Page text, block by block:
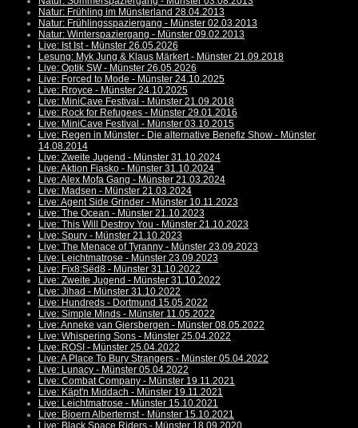
Natur: Frühling im Münsterland 28.04.2013
Natur: Frühlingsspaziergang - Münster 02.03.2013
Natur: Winterspaziergang - Münster 09.02.2013
Live: Ist Ist - Münster 26.05.2026
Lesung: Myk Jung & Klaus Märkert - Münster 21.09.2018
Live: Optik SW - Münster 26.05.2026
Live: Forced to Mode - Münster 24.10.2025
Live: Rroyce - Münster 24.10.2025
Live: MiniCave Festival - Münster 21.09.2018
Live: Rock for Refugees - Münster 29.01.2016
Live: MiniCave Festival - Münster 03.10.2015
Live: Regen in Münster - Die alternative Benefiz Show - Münster
14.08.2014
Live: Zweite Jugend - Münster 31.10.2024
Live: Aktion Fiasko - Münster 31.10.2024
Live: Alex Mofa Gang - Münster 21.03.2024
Live: Madsen - Münster 21.03.2024
Live: Agent Side Grinder - Münster 10.11.2023
Live: The Ocean - Münster 21.10.2023
Live: This Will Destroy You - Münster 21.10.2023
Live: Spurv - Münster 21.10.2023
Live: The Menace of Tyranny - Münster 23.09.2023
Live: Leichtmatrose - Münster 23.09.2023
Live: Fïx8:Sëd8 - Münster 31.10.2022
Live: Zweite Jugend - Münster 31.10.2022
Live: Jihad - Münster 31.10.2022
Live: Hundreds - Dortmund 15.05.2022
Live: Simple Minds - Münster 11.05.2022
Live: Anneke van Giersbergen - Münster 08.05.2022
Live: Whispering Sons - Münster 25.04.2022
Live: ROSI - Münster 25.04.2022
Live: A Place To Bury Strangers - Münster 05.04.2022
Live: Lunacy - Münster 05.04.2022
Live: Combat Company - Münster 19.11.2021
Live: Käpt'n Middach - Münster 19.11.2021
Live: Leichtmatrose - Münster 15.10.2021
Live: Bjoern Alberternst - Münster 15.10.2021